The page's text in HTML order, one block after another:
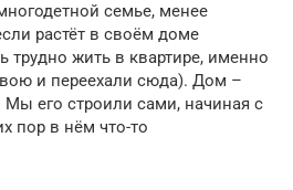
семье, менее
растёт в своём доме
трудно жить в квартире, именно
и переехали сюда). Дом –
его строили сами, начиная с
пор в нём что-то